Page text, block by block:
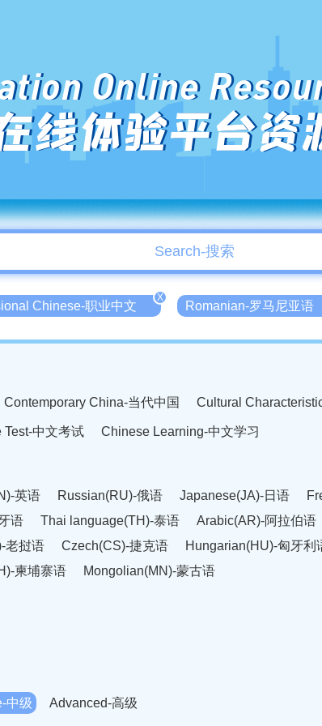
Online
线体验平台资
Chinese-职业中文
X
Romanian-罗马尼亚语
Contemporary China-当代中国 Cultural
Test-中文考试 Chinese Learning-中文学习
英语 Russian(RU)-俄语 Japanese(JA)-日语
语 Thai language(TH)-泰语 Arabic(AR)-阿拉伯语
老挝语 Czech(CS)-捷克语 Hungarian(HU)-匈牙利
柬埔寨语 Mongolian(MN)-蒙古语
中级 Advanced-高级